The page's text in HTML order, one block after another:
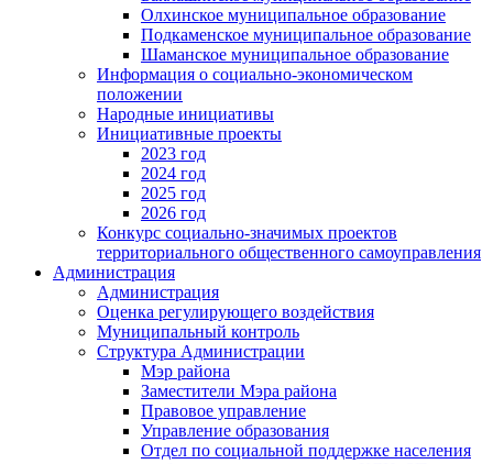
Олхинское муниципальное образование
Подкаменское муниципальное образование
Шаманское муниципальное образование
Информация о социально-экономическом
положении
Народные инициативы
Инициативные проекты
2023 год
2024 год
2025 год
2026 год
Конкурс социально-значимых проектов
территориального общественного самоуправления
Администрация
Администрация
Оценка регулирующего воздействия
Муниципальный контроль
Структура Администрации
Мэр района
Заместители Мэра района
Правовое управление
Управление образования
Отдел по социальной поддержке населения